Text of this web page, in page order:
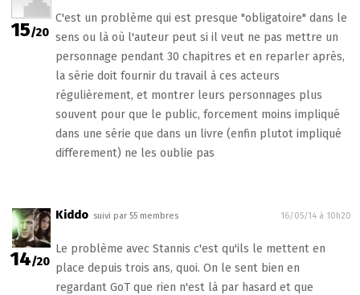
15/20
C'est un problème qui est presque "obligatoire" dans le
sens ou là où l'auteur peut si il veut ne pas mettre un
personnage pendant 30 chapitres et en reparler après,
la série doit fournir du travail à ces acteurs
régulièrement, et montrer leurs personnages plus
souvent pour que le public, forcement moins impliqué
dans une série que dans un livre (enfin plutot impliqué
differement) ne les oublie pas
14/20
Kiddo suivi par 55 membres 16/05/14 à 10h20
Le problème avec Stannis c'est qu'ils le mettent en
place depuis trois ans, quoi. On le sent bien en
regardant GoT que rien n'est là par hasard et que